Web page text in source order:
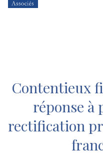
Contentieux
réponse à
rectification